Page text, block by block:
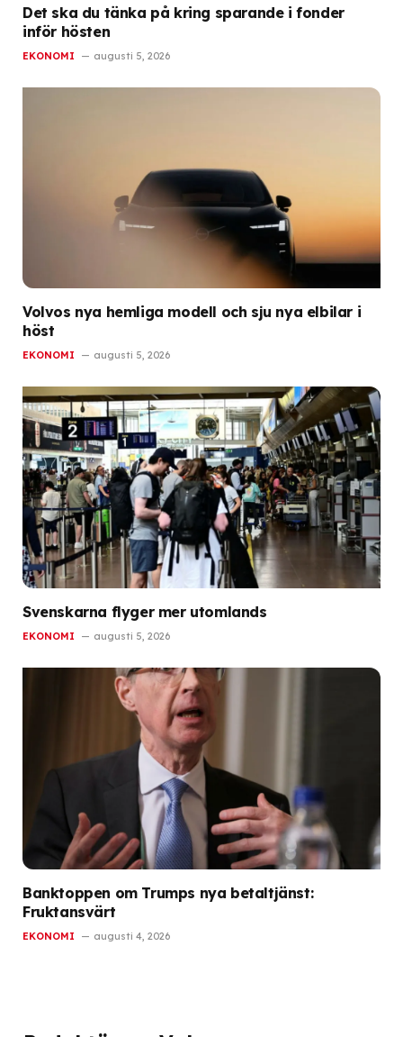
Det ska du tänka på kring sparande i fonder
inför hösten
EKONOMI augusti 5, 2026
Volvos nya hemliga modell och sju nya elbilar i
höst
EKONOMI augusti 5, 2026
Svenskarna flyger mer utomlands
EKONOMI augusti 5, 2026
Banktoppen om Trumps nya betaltjänst:
Fruktansvärt
EKONOMI augusti 4, 2026